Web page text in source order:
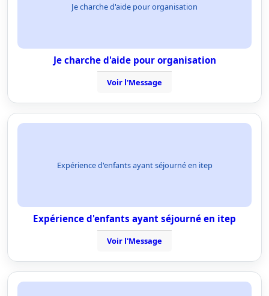
Je charche d'aide pour organisation
Je charche d'aide pour organisation
Voir l'Message
Expérience d'enfants ayant séjourné en itep
Expérience d'enfants ayant séjourné en itep
Voir l'Message